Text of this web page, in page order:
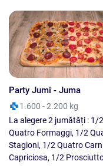
Party Jumi - Juma
1.600 - 2.200 kg
La alegere 2 jumătăți : 1/2
Quatro Formaggi, 1/2 Quatro
Stagioni, 1/2 Quatro
Capriciosa, 1/2